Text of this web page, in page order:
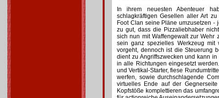
In ihrem neuesten Abenteuer
schlagkräftigen Gesellen aller Art
Foot Clan seine Pläne umzusetzen -
zu gut, dass die Pizzaliebhaber
sich nun mit Waffengewalt zur Wehr
sein ganz spezielles Werkzeug
vorgeht, dennoch ist die Steuerung
dient zu Angriffszwecken und kann
in alle Richtungen eingesetzt
und Vertikal-Starter, fiese
werfen, sowie durchschlagende
virtuelles Ende auf der
Kopfstöße komplettieren das